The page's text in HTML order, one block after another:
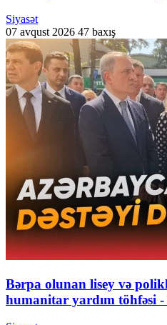
Siyasət
07 avqust 2026 47 baxış
Bərpa olunan lisey və
humanitar yardım töhfəsi